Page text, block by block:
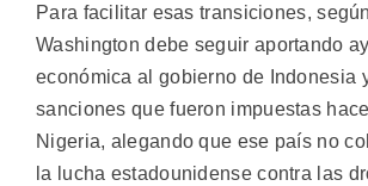
Para facilitar esas transiciones,
Washington debe seguir aportando
económica al gobierno de Indonesia
sanciones que fueron impuestas
Nigeria, alegando que ese país no
la lucha estadounidense contra las